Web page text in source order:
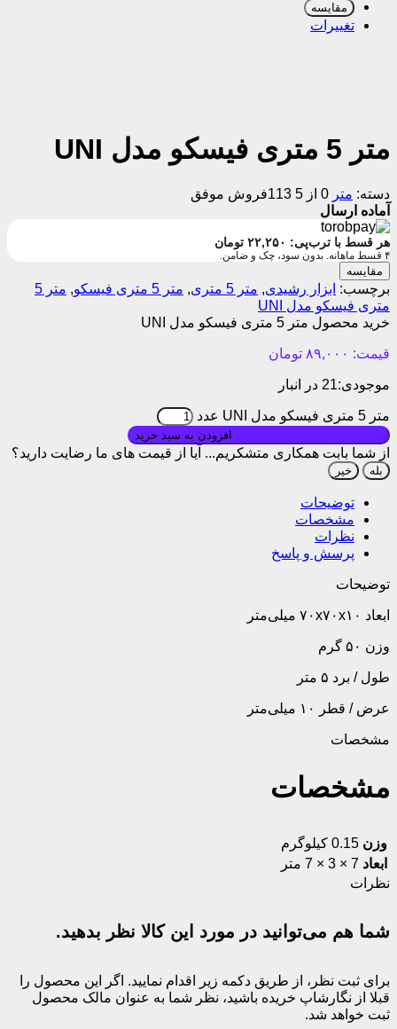
مقایسه
تغییرات
متر 5 متری فیسکو مدل UNI
دسته: متر 0 از 5
113فروش موفق
آماده ارسال
هر قسط با ترب‌پی: ۲۲,۲۵۰ تومان
۴ قسط ماهانه. بدون سود، چک و ضامن.
مقایسه
برچسب: ابزار رشیدی, متر 5 متری , متر 5 متری فیسکو ,
متر 5
متری فیسکو مدل UNI
خرید محصول متر 5 متری فیسکو مدل UNI
قیمت: ۸۹,۰۰۰ تومان
موجودی:21 در انبار
متر 5 متری فیسکو مدل UNI عدد
از شما بابت همکاری متشکریم... آیا از قیمت های ما رضایت دارید؟
بله خیر
توضیحات
مشخصات
نظرات
پرسش و پاسخ
توضیحات
ابعاد ۷۰x۷۰x۱۰ میلی‌متر
وزن ۵۰ گرم
طول / برد ۵ متر
عرض / قطر ۱۰ میلی‌متر
مشخصات
مشخصات
وزن 0.15 کیلوگرم
ابعاد 7 × 3 × 7 متر
نظرات
شما هم می‌توانید در مورد این کالا نظر بدهید.
برای ثبت نظر، از طریق دکمه زیر اقدام نمایید. اگر این محصول را
قبلا از نگارشاپ خریده باشید، نظر شما به عنوان مالک محصول
ثبت خواهد شد.